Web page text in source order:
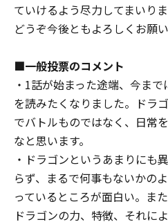
ていけるよう尽力してまいりま
どうぞ今後ともよろしくお願い
■一般投票のコメント
・1話が始まった途端、今ま
を読みたくなりました。ドラ
でバトルものではなく、日常
なと思います。
・ドラゴンというあまりにも
らず、まるで何事もないかの
っているところが面白い。ま
ドラゴンの力、特徴、それに